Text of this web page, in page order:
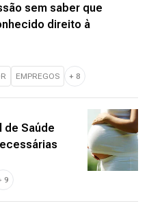
sem saber que
direito à
EMPREGOS + 8
de Saúde
9